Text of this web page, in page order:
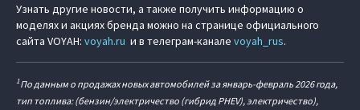
Узнать другие новости, а также получить информацию о
моделях и акциях бренда можно на странице официального
сайта VOYAH: voyah.ru и в телеграм-канале voyah_rus.
1По данным о продажах новых автомобилей за январь-февраль 2026 года,
тип топлива: (бензин/электричество (гибрид PHEV), электричество),